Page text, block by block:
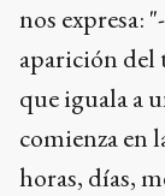
nos expresa:
aparición del
que iguala a
comienza en
horas, días,